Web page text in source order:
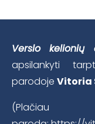
Verslo kelionių
apsilankyti
parodoje Vitoria